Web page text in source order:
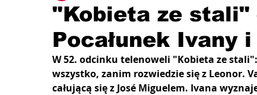
"Kobieta ze stali"
Pocałunek Ivany
W 52. odcinku telenoweli "Kobieta ze
wszystko, zanim rozwiedzie się z Leonor.
całującą się z José Miguelem. Ivana